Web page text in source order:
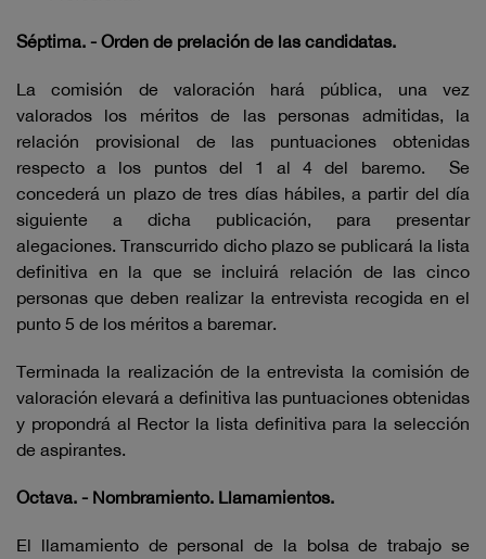
Séptima. - Orden de prelación de las candidatas.
La comisión de valoración hará pública, una vez
valorados los méritos de las personas admitidas, la
relación provisional de las puntuaciones obtenidas
respecto a los puntos del 1 al 4 del baremo. Se
concederá un plazo de tres días hábiles, a partir del día
siguiente a dicha publicación, para presentar
alegaciones. Transcurrido dicho plazo se publicará la lista
definitiva en la que se incluirá relación de las cinco
personas que deben realizar la entrevista recogida en el
punto 5 de los méritos a baremar.
Terminada la realización de la entrevista la comisión de
valoración elevará a definitiva las puntuaciones obtenidas
y propondrá al Rector la lista definitiva para la selección
de aspirantes.
Octava. - Nombramiento. Llamamientos.
El llamamiento de personal de la bolsa de trabajo se